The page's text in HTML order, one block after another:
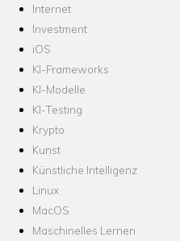
Internet
Investment
iOS
KI-Frameworks
KI-Modelle
KI-Testing
Krypto
Kunst
Künstliche Intelligenz
Linux
MacOS
Maschinelles Lernen